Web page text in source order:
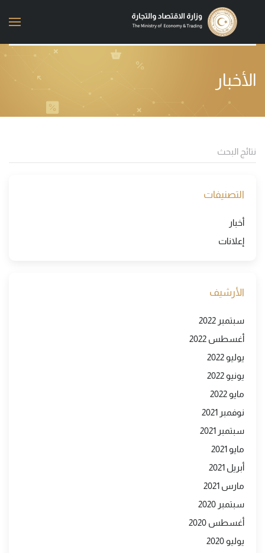
Skip to main content
الأخبار
التصنيفات
أخبار
إعلانات
الأرشيف
سبتمبر 2022
أغسطس 2022
يوليو 2022
يونيو 2022
مايو 2022
نوفمبر 2021
سبتمبر 2021
مايو 2021
أبريل 2021
مارس 2021
سبتمبر 2020
أغسطس 2020
يوليو 2020